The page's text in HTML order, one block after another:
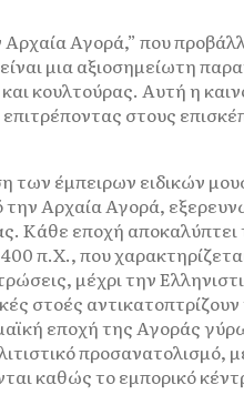
Αγορά,” που
μια αξιοσημείωτη
κουλτούρας. Αυτή η
στους
έμπειρων ειδικών
Αρχαία Αγορά,
Κάθε εποχή
π.Χ., που
μέχρι την
στοές
εποχή της Αγοράς
προσανατολισμό,
καθώς το εμπορικό